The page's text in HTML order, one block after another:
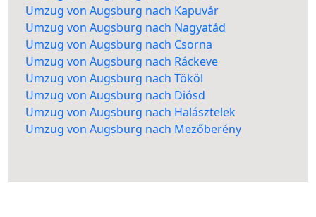
Umzug von Augsburg nach Kapuvár
Umzug von Augsburg nach Nagyatád
Umzug von Augsburg nach Csorna
Umzug von Augsburg nach Ráckeve
Umzug von Augsburg nach Tököl
Umzug von Augsburg nach Diósd
Umzug von Augsburg nach Halásztelek
Umzug von Augsburg nach Mezőberény